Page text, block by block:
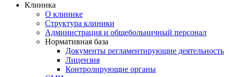
Клиника
О клинике
Структура клиники
Администрация и общебольничный персонал
Нормативная база
Документы регламентирующие деятельность
Лицензия
Контролирующие органы